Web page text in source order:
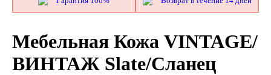
Мебельная Кожа VINTAGE/
ВИНТАЖ Slate/Сланец